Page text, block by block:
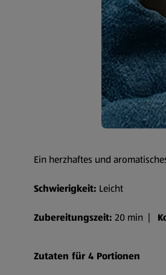
Ein herzhaftes und
Schwierigkeit: Leicht
Zubereitungszeit: 20 min |
Zutaten für 4 Portionen